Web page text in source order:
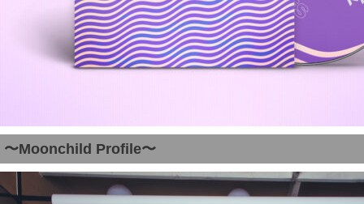
〜Moonchild Profile〜